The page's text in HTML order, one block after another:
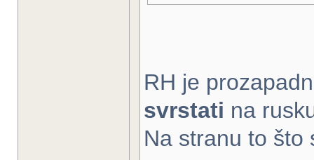
RH je
svrstati na
Na stranu to što